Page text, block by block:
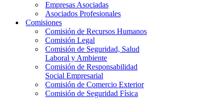
Empresas Asociadas
Asociados Profesionales
Comisiones
Comisión de Recursos Humanos
Comisión Legal
Comisión de Seguridad, Salud
Laboral y Ambiente
Comisión de Responsabilidad
Social Empresarial
Comisión de Comercio Exterior
Comisión de Seguridad Física